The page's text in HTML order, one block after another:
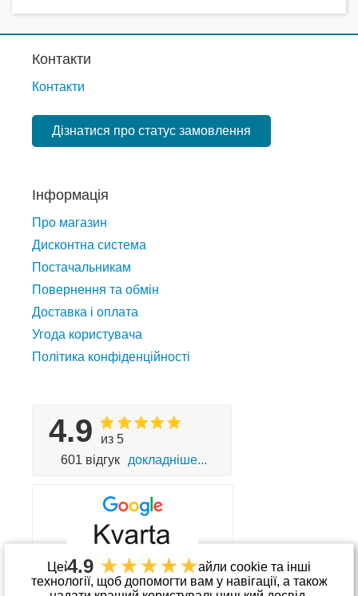
Цей сайт використовує файли cookie та інші
технології, щоб допомогти вам у навігації, а також
Контакти
Контакти
Дізнатися про статус замовлення
Інформація
Про магазин
Дисконтна система
Постачальникам
Повернення та обмін
Доставка і оплата
Угода користувача
Політика конфіденційності
4.9
из 5
601 відгук
докладніше...
4.9